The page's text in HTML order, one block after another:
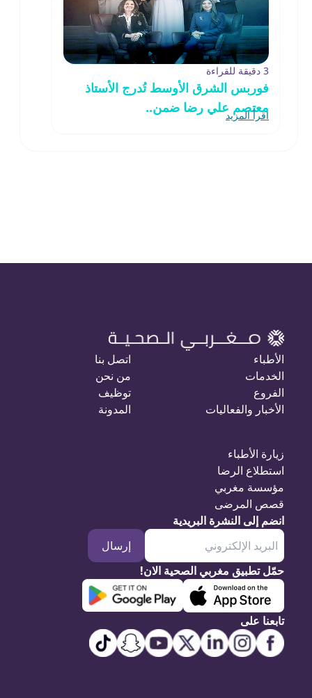
3 دقيقة للقراءة
فوربس الشرق الأوسط تُدرج الأستاذ
معتصم علي رضا ضمن..
اقرأ المزيد
الأطباء
الخدمات
الفروع
الأخبار والفعاليات
اتصل بنا
من نحن
توظيف
المدونة
زيارة الأطباء
استطلاع الرضا
مؤسسة مغربي
قصص المرضى
انضم إلى النشرة البريدية
إرسال
حمّل تطبيق مغربي الصحية الان!
تابعنا على